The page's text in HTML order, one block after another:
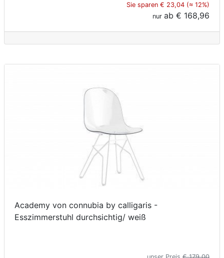
Sie sparen € 23,04 (≈ 12%)
nur ab € 168,96
Academy von connubia by calligaris -
Esszimmerstuhl durchsichtig/ weiß